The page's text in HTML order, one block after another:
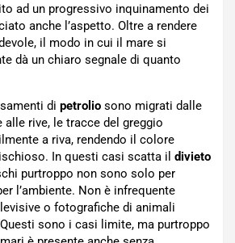
ad un progressivo inquinamento dei
anche l’aspetto. Oltre a rendere
il modo in cui il mare si
dà un chiaro segnale di quanto
di petrolio sono migrati dalle
rive, le tracce del greggio
a riva, rendendo il colore
In questi casi scatta il divieto
purtroppo non sono solo per
l’ambiente. Non è infrequente
o fotografiche di animali
sono i casi limite, ma purtroppo